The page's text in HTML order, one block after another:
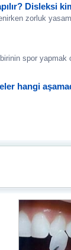
Disleksi
zorluk
spor yapmak
hangi